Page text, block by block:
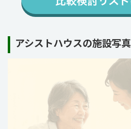
アシストハウスの施設写真